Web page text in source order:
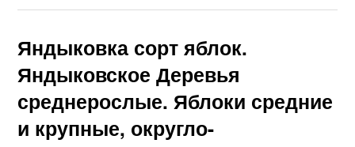
Яндыковка сорт яблок.
Яндыковское Деревья
среднерослые. Яблоки средние
и крупные, округло-